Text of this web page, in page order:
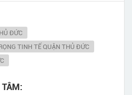
ĐỨC
TINH TẾ QUẬN THỦ ĐỨC
TÂM: